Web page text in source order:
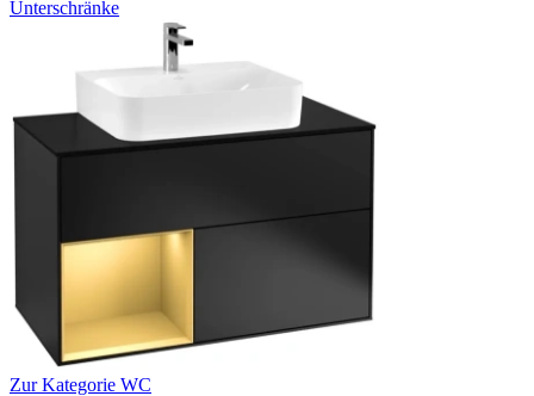
Unterschränke
Zur Kategorie WC